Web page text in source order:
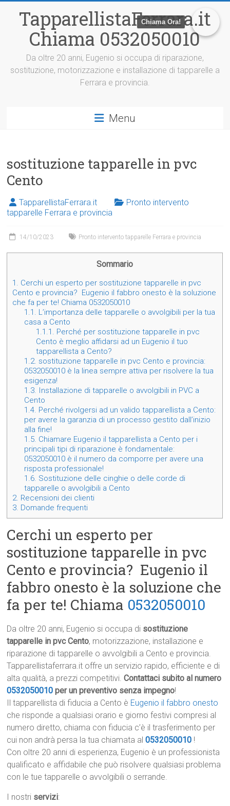
TapparellistaFerrara.it
Chiama 0532050010
Da oltre 20 anni, Eugenio si occupa di riparazione,
sostituzione, motorizzazione e installazione di tapparelle a
Ferrara e provincia.
Menu
sostituzione tapparelle in pvc
Cento
TapparellistaFerrara.it
Pronto intervento
tapparelle Ferrara e provincia
14/10/2023 Pronto intervento tapparelle Ferrara e provincia
Sommario
1. Cerchi un esperto per sostituzione tapparelle in pvc
Cento e provincia? Eugenio il fabbro onesto è la soluzione
che fa per te! Chiama 0532050010
1.1. L’importanza delle tapparelle o avvolgibili per la tua
casa a Cento
1.1.1. Perché per sostituzione tapparelle in pvc
Cento è meglio affidarsi ad un Eugenio il tuo
tapparellista a Cento?
1.2. sostituzione tapparelle in pvc Cento e provincia:
0532050010 è la linea sempre attiva per risolvere la tua
esigenza!
1.3. Installazione di tapparelle o avvolgibili in PVC a
Cento
1.4. Perché rivolgersi ad un valido tapparellista a Cento:
per avere la garanzia di un processo gestito dall’inizio
alla fine!
1.5. Chiamare Eugenio il tapparellista a Cento per i
principali tipi di riparazione è fondamentale:
0532050010 è il numero da comporre per avere una
risposta professionale!
1.6. Sostituzione delle cinghie o delle corde di
tapparelle o avvolgibili a Cento
2. Recensioni dei clienti
3. Domande frequenti
Cerchi un esperto per
sostituzione tapparelle in pvc
Cento e provincia? Eugenio il
fabbro onesto è la soluzione che
fa per te! Chiama 0532050010
Da oltre 20 anni, Eugenio si occupa di sostituzione
tapparelle in pvc Cento, motorizzazione, installazione e
riparazione di tapparelle o avvolgibili a Cento e provincia.
Tapparellistaferrara.it offre un servizio rapido, efficiente e di
alta qualità, a prezzi competitivi.Contattaci subito al numero
0532050010 per un preventivo senza impegno!
Il tapparellista di fiducia a Cento è Eugenio il fabbro onesto
che risponde a qualsiasi orario e giorno festivi compresi al
numero diretto, chiama con fiducia c’è il trasferimento per
cui non andrà persa la tua chiamata al0532050010 !
Con oltre 20 anni di esperienza, Eugenio è un professionista
qualificato e affidabile che può risolvere qualsiasi problema
con le tue tapparelle o avvolgibili o serrande.
I nostri servizi:
Chiama Ora!